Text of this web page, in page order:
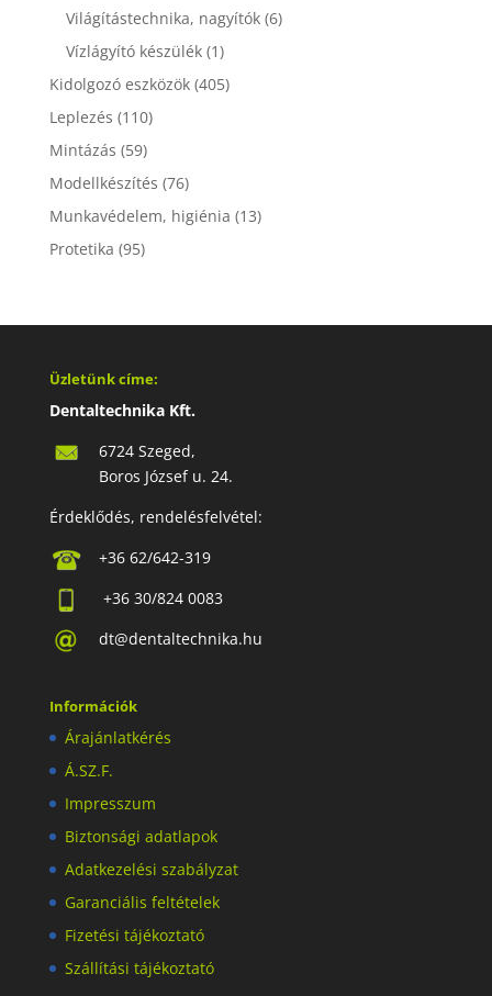
Világítástechnika, nagyítók (6)
Vízlágyító készülék (1)
Kidolgozó eszközök (405)
Leplezés (110)
Mintázás (59)
Modellkészítés (76)
Munkavédelem, higiénia (13)
Protetika (95)
Üzletünk címe:
Dentaltechnika Kft.
6724 Szeged,
Boros József u. 24.
Érdeklődés, rendelésfelvétel:
+36 62/642-319
+36 30/824 0083
dt@dentaltechnika.hu
Információk
Árajánlatkérés
Á.SZ.F.
Impresszum
Biztonsági adatlapok
Adatkezelési szabályzat
Garanciális feltételek
Fizetési tájékoztató
Szállítási tájékoztató